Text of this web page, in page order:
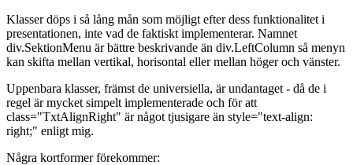
Klasser döps i så lång mån som möjligt efter dess funktionalitet i
presentationen, inte vad de faktiskt implementerar. Namnet
div.SektionMenu är bättre beskrivande än div.LeftColumn så menyn
kan skifta mellan vertikal, horisontal eller mellan höger och vänster.
Uppenbara klasser, främst de universiella, är undantaget - då de i
regel är mycket simpelt implementerade och för att
class="TxtAlignRight" är något tjusigare än style="text-align:
right;" enligt mig.
Några kortformer förekommer: